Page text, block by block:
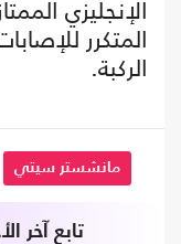
الإنجليزي
المتكرر
الركبة.
مانشستر سيتي
تابع آخر